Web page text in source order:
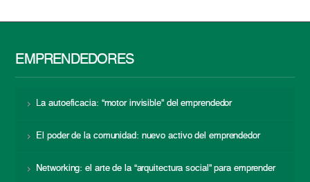
EMPRENDEDORES
La autoeficacia: “motor invisible” del emprendedor
El poder de la comunidad: nuevo activo del emprendedor
Networking: el arte de la “arquitectura social” para emprender